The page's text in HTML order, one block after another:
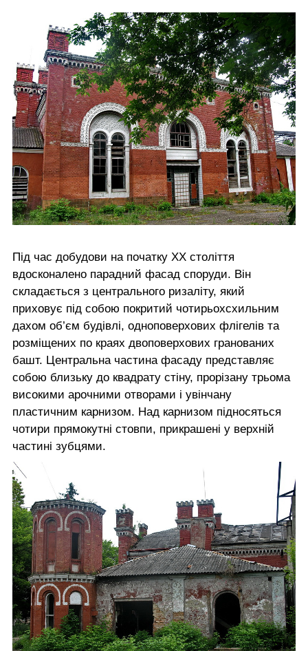
Під час добудови на початку ХХ століття
вдосконалено парадний фасад споруди. Він
складається з центрального ризаліту, який
приховує під собою покритий чотирьохсхильним
дахом об’єм будівлі, одноповерхових флігелів та
розміщених по краях двоповерхових гранованих
башт. Центральна частина фасаду представляє
собою близьку до квадрату стіну, прорізану трьома
високими арочними отворами і увінчану
пластичним карнизом. Над карнизом підносяться
чотири прямокутні стовпи, прикрашені у верхній
частині зубцями.